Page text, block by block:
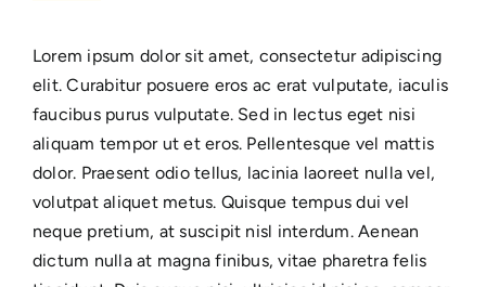
IDÉES
LE
Lorem ipsum dolor sit amet, consectetur adipiscing
elit. Curabitur posuere eros ac erat vulputate, iaculis
faucibus purus vulputate. Sed in lectus eget nisi
aliquam tempor ut et eros. Pellentesque vel mattis
dolor. Praesent odio tellus, lacinia laoreet nulla vel,
volutpat aliquet metus. Quisque tempus dui vel
neque pretium, at suscipit nisl interdum. Aenean
dictum nulla at magna finibus, vitae pharetra felis